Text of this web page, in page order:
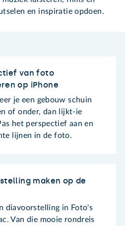
en inspiratie opdoen.
van foto
op iPhone
je een gebouw schuin
of onder, dan lijkt-ie
het perspectief aan en
lijnen in de foto.
maken op de
diavoorstelling in Foto's
Van die mooie rondreis